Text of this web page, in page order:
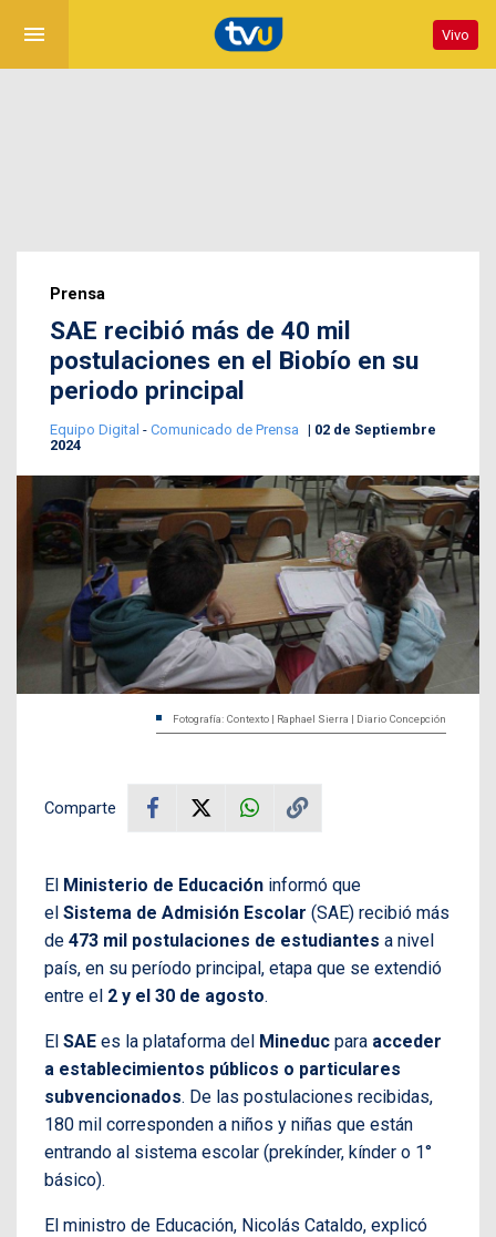
menu Vivo
Prensa
SAE recibió más de 40 mil
postulaciones en el Biobío en su
periodo principal
Equipo Digital - Comunicado de Prensa
02 de Septiembre
2024
Fotografía: Contexto | Raphael Sierra | Diario Concepción
Comparte
El Ministerio de Educación informó que
el Sistema de Admisión Escolar (SAE) recibió más
de 473 mil postulaciones de estudiantes a nivel
país, en su período principal, etapa que se extendió
entre el 2 y el 30 de agosto.
El SAE es la plataforma del Mineduc para acceder
a establecimientos públicos o particulares
subvencionados. De las postulaciones recibidas,
180 mil corresponden a niños y niñas que están
entrando al sistema escolar (prekínder, kínder o 1°
básico).
El ministro de Educación, Nicolás Cataldo, explicó